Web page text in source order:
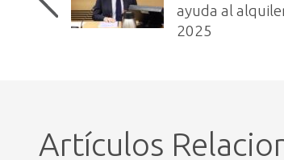
ayuda al
2025
Artículos